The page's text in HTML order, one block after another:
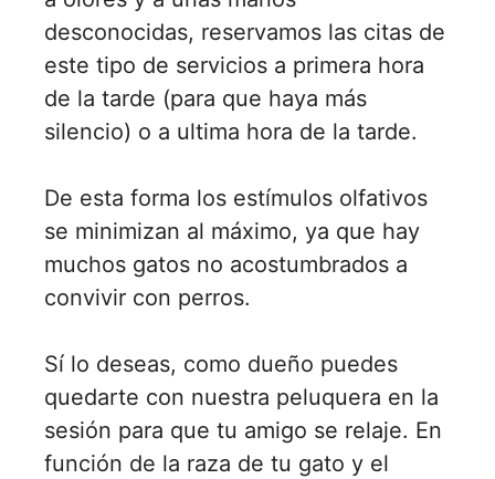
desconocidas, reservamos las citas de
este tipo de servicios a primera hora
de la tarde (para que haya más
silencio) o a ultima hora de la tarde.
De esta forma los estímulos olfativos
se minimizan al máximo, ya que hay
muchos gatos no acostumbrados a
convivir con perros.
Sí lo deseas, como dueño puedes
quedarte con nuestra peluquera en la
sesión para que tu amigo se relaje. En
función de la raza de tu gato y el